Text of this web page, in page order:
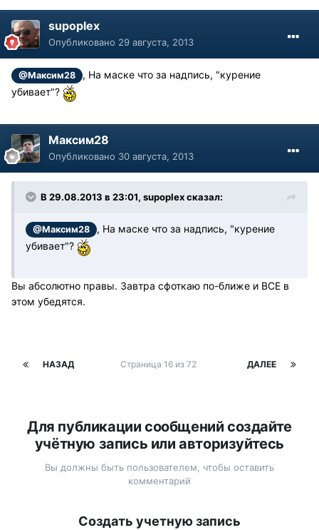
supoplex
Опубликовано 29 августа, 2013
@Максим28
, На маске что за надпись, "курение
убивает"?
Максим28
Опубликовано 30 августа, 2013
В 29.08.2013 в 23:01, supoplex сказал:
@Максим28
, На маске что за надпись, "курение
убивает"?
Вы абсолютно правы. Завтра сфоткаю по-ближе и ВСЕ в
этом убедятся.
НАЗАД ДАЛЕЕ
Страница 16 из 72
Для публикации сообщений создайте
учётную запись или авторизуйтесь
Вы должны быть пользователем, чтобы оставить
комментарий
Создать учетную запись